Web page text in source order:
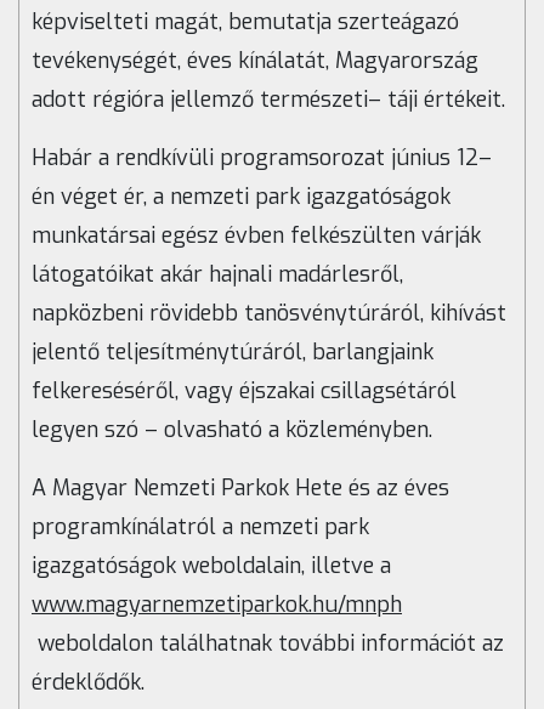
képviselteti magát, bemutatja szerteágazó
tevékenységét, éves kínálatát, Magyarország
adott régióra jellemző természeti– táji értékeit.
Habár a rendkívüli programsorozat június 12–
én véget ér, a nemzeti park igazgatóságok
munkatársai egész évben felkészülten várják
látogatóikat akár hajnali madárlesről,
napközbeni rövidebb tanösvénytúráról, kihívást
jelentő teljesítménytúráról, barlangjaink
felkereséséről, vagy éjszakai csillagsétáról
legyen szó – olvasható a közleményben.
A Magyar Nemzeti Parkok Hete és az éves
programkínálatról a nemzeti park
igazgatóságok weboldalain, illetve a
www.magyarnemzetiparkok.hu/mnph
weboldalon találhatnak további információt az
érdeklődők.